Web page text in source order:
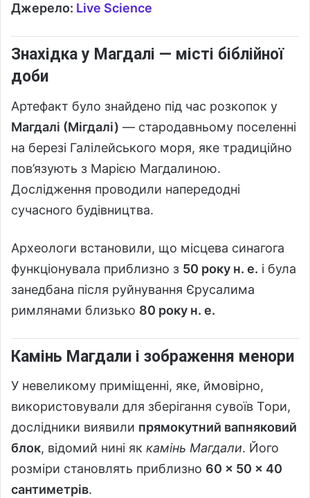
Джерело: Live Science
Знахідка у Магдалі — місті біблійної
доби
Артефакт було знайдено під час розкопок у
Магдалі (Мігдалі) — стародавньому поселенні
на березі Галілейського моря, яке традиційно
пов’язують з Марією Магдалиною.
Дослідження проводили напередодні
сучасного будівництва.
Археологи встановили, що місцева синагога
функціонувала приблизно з 50 року н. е. і була
занедбана після руйнування Єрусалима
римлянами близько 80 року н. е.
Камінь Магдали і зображення менори
У невеликому приміщенні, яке, ймовірно,
використовували для зберігання сувоїв Тори,
дослідники виявили прямокутний вапняковий
блок, відомий нині як камінь Магдали. Його
розміри становлять приблизно 60 × 50 × 40
сантиметрів.